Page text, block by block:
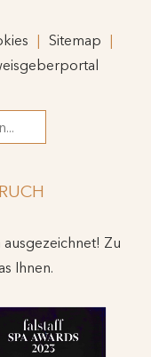
Sitemap
Zu
Ihnen.